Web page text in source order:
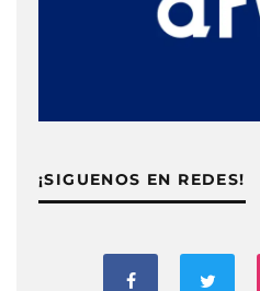
¡SIGUENOS EN REDES!